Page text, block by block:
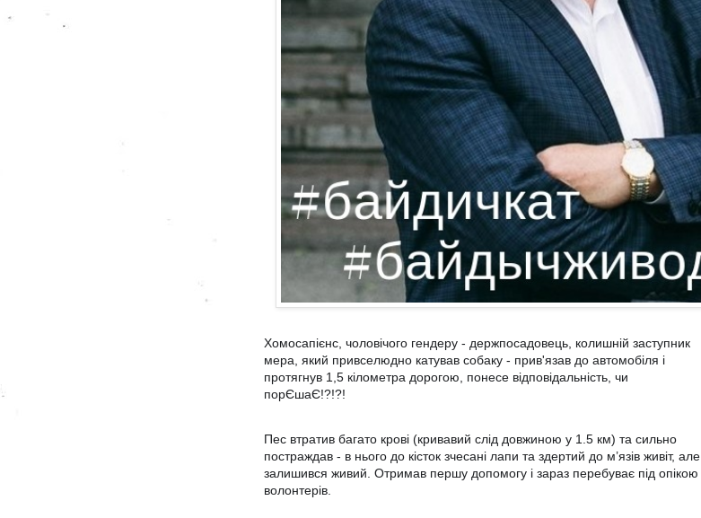
Хомосапієнс, чоловічого гендеру - держпосадовець, колишній заступник
мера, який привселюдно катував собаку - прив'язав до автомобіля і
протягнув 1,5 кілометра дорогою, понесе відповідальність, чи
порЄшаЄ!?!?!
Пес втратив багато крові (кривавий слід довжиною у 1.5 км) та сильно
постраждав - в нього до кісток зчесані лапи та здертий до м’язів живіт, але
залишився живий. Отримав першу допомогу і зараз перебуває під опікою
волонтерів.